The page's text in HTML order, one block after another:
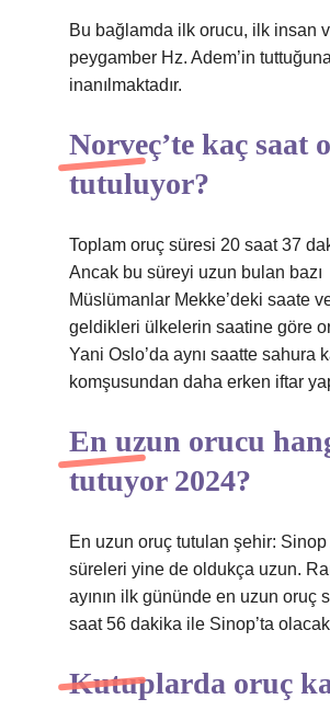
Bu bağlamda ilk orucu, ilk insan
peygamber Hz. Adem’in tuttuğuna
inanılmaktadır.
Norveç’te kaç saat
tutuluyor?
Toplam oruç süresi 20 saat 37
Ancak bu süreyi uzun bulan bazı
Müslümanlar Mekke’deki saate
geldikleri ülkelerin saatine göre
Yani Oslo’da aynı saatte sahura
komşusundan daha erken iftar
En uzun orucu
tutuyor 2024?
En uzun oruç tutulan şehir:
süreleri yine de oldukça uzun.
ayının ilk gününde en uzun oruç
saat 56 dakika ile Sinop’ta
Kutuplarda oruç